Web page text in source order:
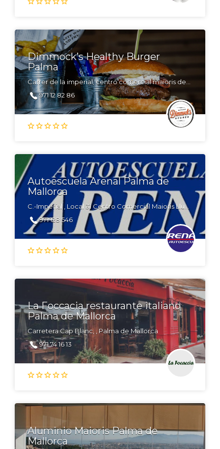
Dimmock’s Healthy Burger
Palma
Carrer de la imperial, centro comercial maioris decima Palma de Mallorca
971 12 82 86
Autoescuela Arenal Palma de
Mallorca
C.-Imperial , Local 31 Centro Comercial Maioris Llucmajor 07609 Mallorca
971 128 546
La Foccacia restaurante italiano
Palma de Mallorca
Carretera Cap Blanc, , Palma de Mallorca
971 74 16 13
Aluminio Maioris Palma de
Mallorca